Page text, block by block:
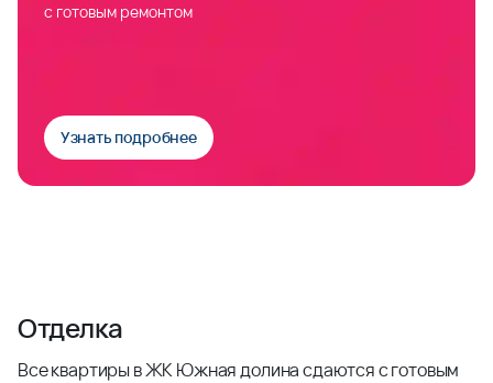
с готовым ремонтом
Узнать подробнее
Отделка
Все квартиры в ЖК Южная долина сдаются с готовым